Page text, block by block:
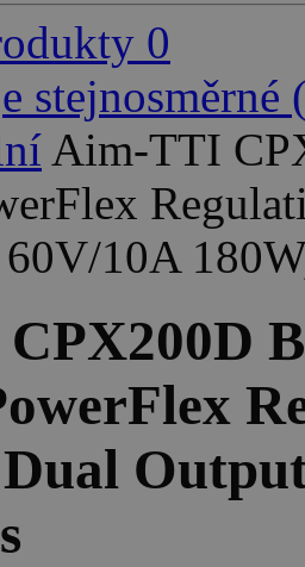
0
stejnosměrné
Aim-TTI
10A